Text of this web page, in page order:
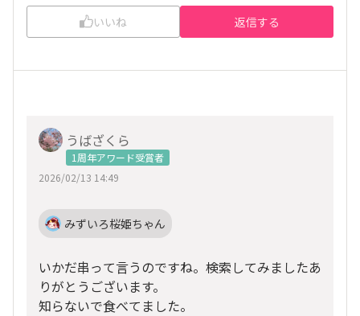
いいね 返信する
うばざくら
1周年アワード受賞者
2026/02/13 14:49
みずいろ桜姫ちゃん
いかだ串って言うのですね。検索してみましたあ
りがとうございます。
知らないで食べてました。